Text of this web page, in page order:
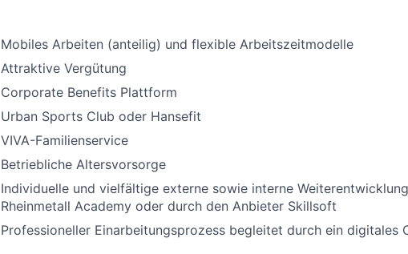
Mobiles Arbeiten (anteilig) und flexible Arbeitszeitmodelle
Attraktive Vergütung
Corporate Benefits Plattform
Urban Sports Club oder Hansefit
VIVA-Familienservice
Betriebliche Altersvorsorge
Individuelle und vielfältige externe sowie interne
Rheinmetall Academy oder durch den Anbieter Skillsoft
Professioneller Einarbeitungsprozess begleitet durch ein digitales